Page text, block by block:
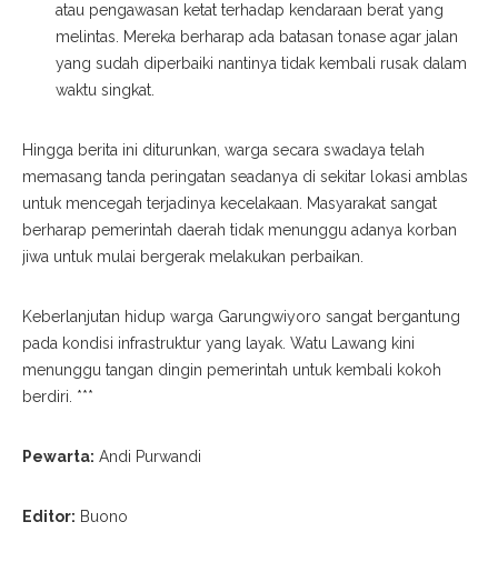
atau pengawasan ketat terhadap kendaraan berat yang
melintas. Mereka berharap ada batasan tonase agar jalan
yang sudah diperbaiki nantinya tidak kembali rusak dalam
waktu singkat.
Hingga berita ini diturunkan, warga secara swadaya telah
memasang tanda peringatan seadanya di sekitar lokasi amblas
untuk mencegah terjadinya kecelakaan. Masyarakat sangat
berharap pemerintah daerah tidak menunggu adanya korban
jiwa untuk mulai bergerak melakukan perbaikan.
Keberlanjutan hidup warga Garungwiyoro sangat bergantung
pada kondisi infrastruktur yang layak. Watu Lawang kini
menunggu tangan dingin pemerintah untuk kembali kokoh
berdiri. ***
Pewarta: Andi Purwandi
Editor: Buono